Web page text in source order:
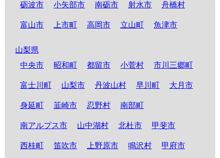
砺波市 小矢部市 南砺市 射水市 舟橋村
富山市 上市町 高岡市 立山町 魚津市
山梨県
中央市
昭和町 都留市 小菅村 市川三郷町
富士川町 山梨市 丹波山村 早川町 大月市
身延町 韮崎市 忍野村 南部町
南アルプス市 山中湖村 北杜市 甲斐市
西桂町 笛吹市 上野原市 鳴沢村 甲府市